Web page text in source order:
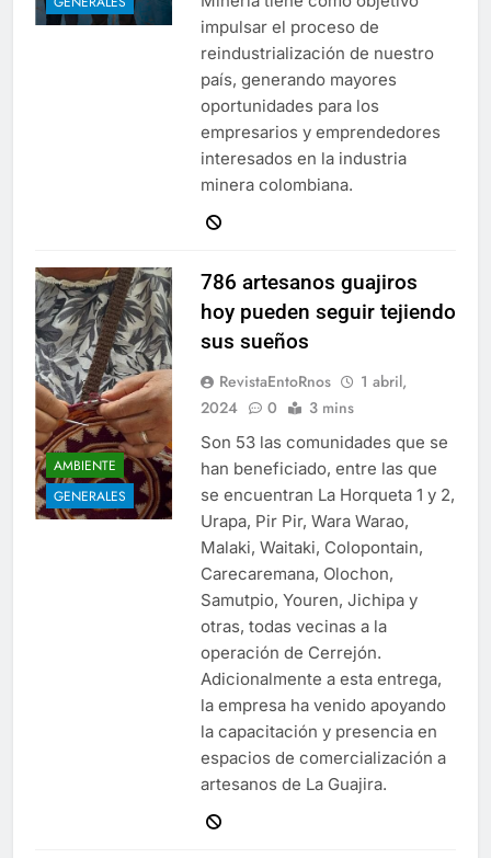
impulsar el proceso de
reindustrialización de nuestro
país, generando mayores
oportunidades para los
empresarios y emprendedores
interesados en la industria
minera colombiana.
AMBIENTE
GENERALES
786 artesanos guajiros
hoy pueden seguir tejiendo
sus sueños
RevistaEntoRnos
1 abril,
2024
0 3 mins
Son 53 las comunidades que se
han beneficiado, entre las que
se encuentran La Horqueta 1 y 2,
Urapa, Pir Pir, Wara Warao,
Malaki, Waitaki, Colopontain,
Carecaremana, Olochon,
Samutpio, Youren, Jichipa y
otras, todas vecinas a la
operación de Cerrejón.
Adicionalmente a esta entrega,
la empresa ha venido apoyando
la capacitación y presencia en
espacios de comercialización a
artesanos de La Guajira.